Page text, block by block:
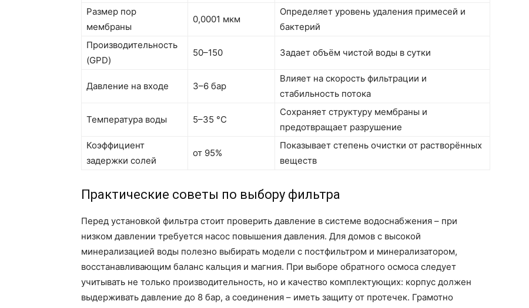
Размер пор
мембраны
0,0001 мкм
Определяет уровень удаления примесей и
бактерий
Производительность
(GPD)
50–150 Задает объём чистой воды в сутки
Давление на входе 3–6 бар
Влияет на скорость фильтрации и
стабильность потока
Температура воды 5–35 °C
Сохраняет структуру мембраны и
предотвращает разрушение
Коэффициент
задержки солей
от 95%
Показывает степень очистки от растворённых
веществ
Практические советы по выбору фильтра
Перед установкой фильтра стоит проверить давление в системе водоснабжения – при
низком давлении требуется насос повышения давления. Для домов с высокой
минерализацией воды полезно выбирать модели с постфильтром и минерализатором,
восстанавливающим баланс кальция и магния. При выборе обратного осмоса следует
учитывать не только производительность, но и качество комплектующих: корпус должен
выдерживать давление до 8 бар, а соединения – иметь защиту от протечек. Грамотно